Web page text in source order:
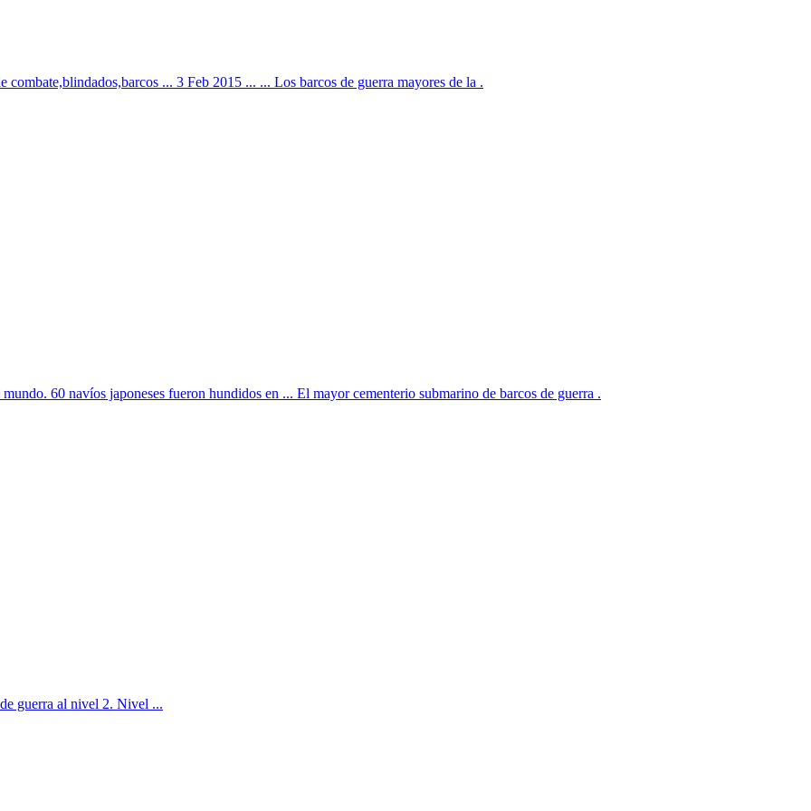
... 3 Feb 2015 ... ... Los barcos de guerra mayores de la .
60 navíos japoneses fueron hundidos en ... El mayor cementerio submarino de barcos de guerra .
guerra al nivel 2. Nivel ...